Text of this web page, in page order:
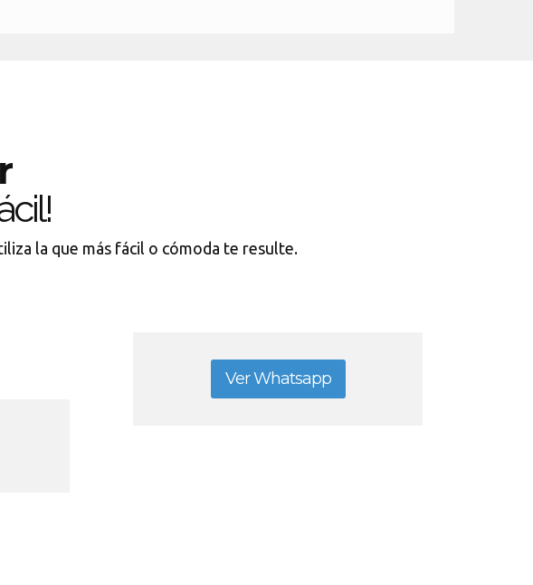
la que más fácil o cómoda te resulte.
Ver Whatsapp